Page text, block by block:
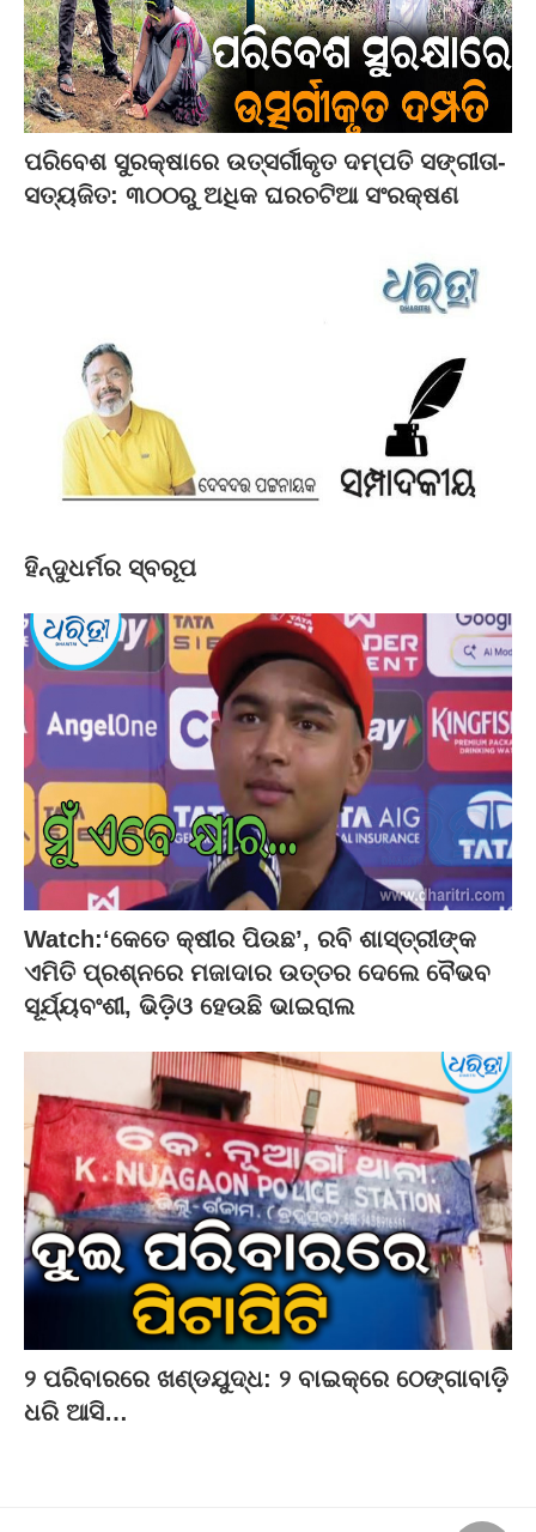
ପରିବେଶ ସୁରକ୍ଷାରେ ଉତ୍ସର୍ଗୀକୃତ ଦମ୍ପତି ସଙ୍ଗୀତା-
ସତ୍ୟଜିତ: ୩୦୦ରୁ ଅଧିକ ଘରଚଟିଆ ସଂରକ୍ଷଣ
ହିନ୍ଦୁଧର୍ମର ସ୍ବରୂପ
Watch:‘କେତେ କ୍ଷୀର ପିଉଛ’, ରବି ଶାସ୍ତ୍ରୀଙ୍କ
ଏମିତି ପ୍ରଶ୍ନରେ ମଜାଦାର ଉତ୍ତର ଦେଲେ ବୈଭବ
ସୂର୍ଯ୍ୟବଂଶୀ, ଭିଡ଼ିଓ ହେଉଛି ଭାଇରାଲ
୨ ପରିବାରରେ ଖଣ୍ଡଯୁଦ୍ଧ: ୨ ବାଇକ୍‌ରେ ଠେଙ୍ଗାବାଡ଼ି
ଧରି ଆସି…